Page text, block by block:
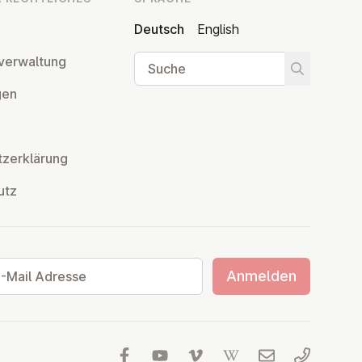
Deutsch
English
Suche
Suche
Anmelden